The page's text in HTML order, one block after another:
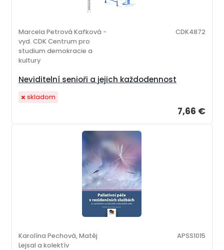
Neviditelní senioři a jejich každodennost
Marcela Petrová Kafková -
vyd. CDK Centrum pro
studium demokracie a
kultury
CDK4872
7,66 €
skladom
Karolína Pechová, Matěj
Lejsal a kolektív
APSS1015